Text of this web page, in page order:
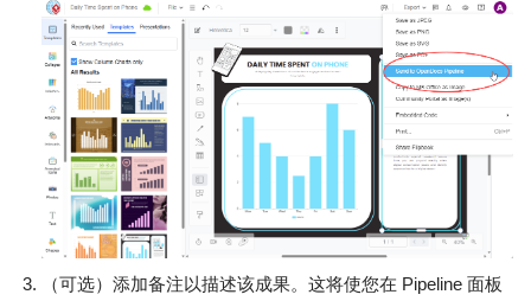
（可选）添加备注以描述该成果。这将使您在 Pipeline 面板